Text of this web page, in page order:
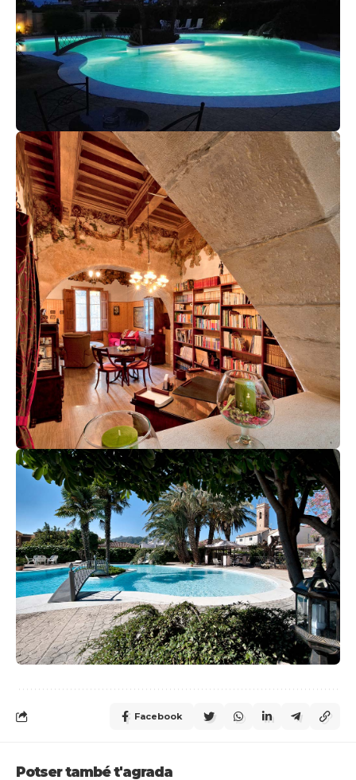
Facebook
Potser també t'agrada